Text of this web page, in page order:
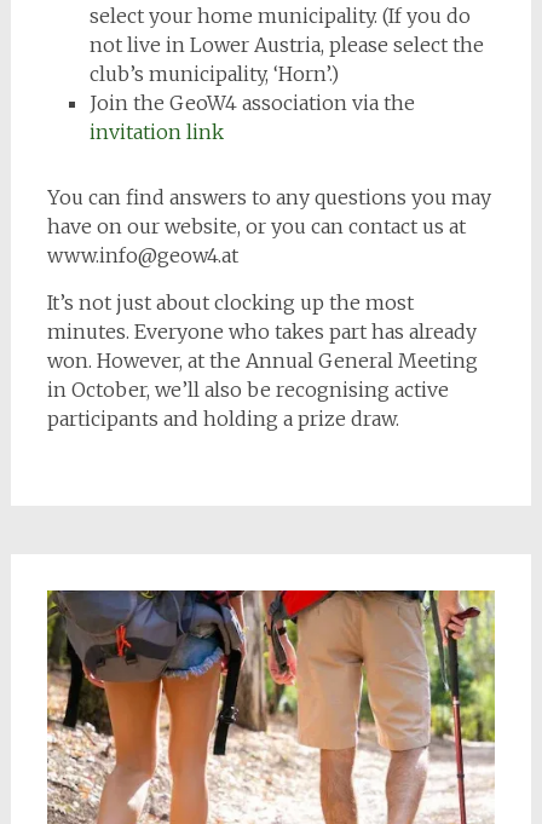
select your home municipality. (If you do
not live in Lower Austria, please select the
club’s municipality, ‘Horn’.)
Join the GeoW4 association via the
invitation link
You can find answers to any questions you may
have on our website, or you can contact us at
www.info@geow4.at
It’s not just about clocking up the most
minutes. Everyone who takes part has already
won. However, at the Annual General Meeting
in October, we’ll also be recognising active
participants and holding a prize draw.